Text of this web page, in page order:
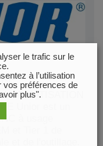
Unior est un
à usage
et Tier 1 de
et de l'outillage.
le trafic sur le
à l’utilisation
vos préférences de
plus".